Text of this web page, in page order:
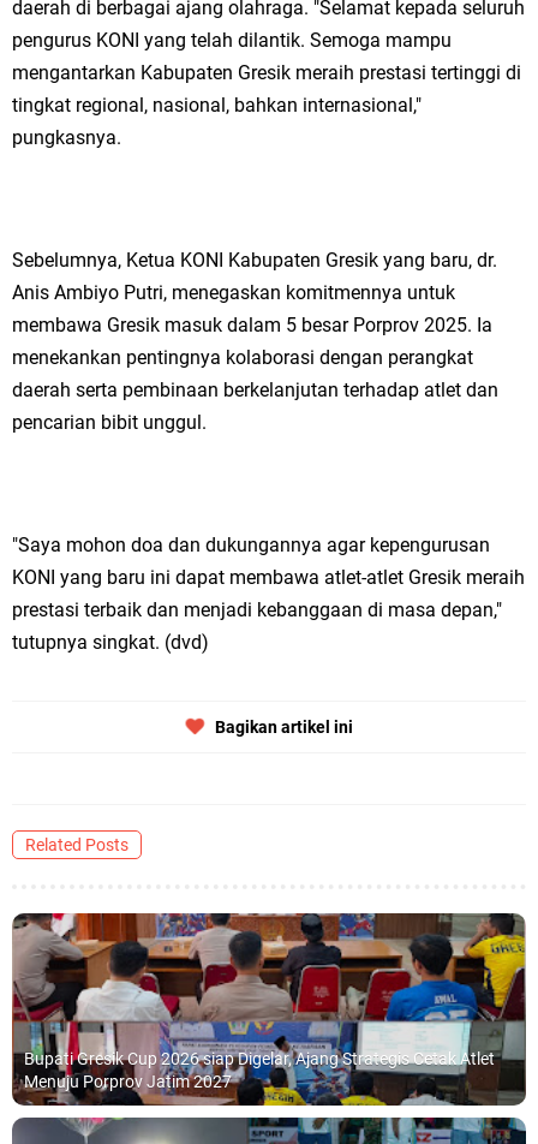
daerah di berbagai ajang olahraga. "Selamat kepada seluruh
pengurus KONI yang telah dilantik. Semoga mampu
mengantarkan Kabupaten Gresik meraih prestasi tertinggi di
tingkat regional, nasional, bahkan internasional,"
pungkasnya.
Sebelumnya, Ketua KONI Kabupaten Gresik yang baru, dr.
Anis Ambiyo Putri, menegaskan komitmennya untuk
membawa Gresik masuk dalam 5 besar Porprov 2025. Ia
menekankan pentingnya kolaborasi dengan perangkat
daerah serta pembinaan berkelanjutan terhadap atlet dan
pencarian bibit unggul.
"Saya mohon doa dan dukungannya agar kepengurusan
KONI yang baru ini dapat membawa atlet-atlet Gresik meraih
prestasi terbaik dan menjadi kebanggaan di masa depan,"
tutupnya singkat. (dvd)
Bagikan artikel ini
Related Posts
Bupati Gresik Cup 2026 siap Digelar, Ajang Strategis Cetak Atlet
Menuju Porprov Jatim 2027